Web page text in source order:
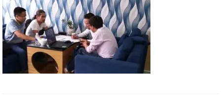
Thi công văn phòng
Thi công nhà xưởng
Xin phép xây dựng
Báo giá xây dựng